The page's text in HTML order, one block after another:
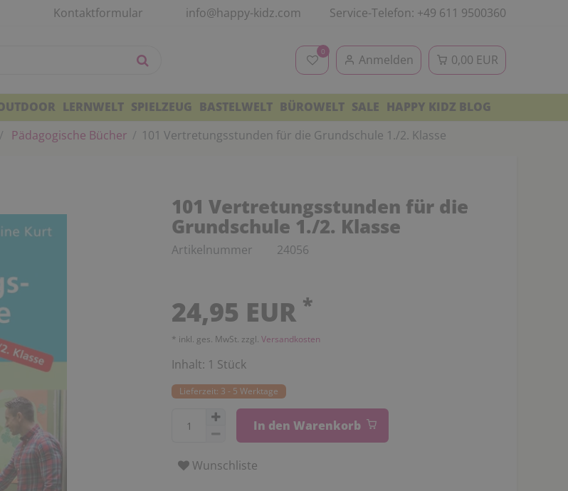
Kontaktformular info@happy-kidz.com Service-Telefon: +49 611 9500360
0
Anmelden 0,00 EUR
LERNWELT SPIELZEUG BASTELWELT BÜROWELT SALE HAPPY KIDZ BLOG
Pädagogische Bücher 101 Vertretungsstunden für die Grundschule 1./2. Klasse
101 Vertretungsstunden für die
Grundschule 1./2. Klasse
Artikelnummer 24056
24,95 EUR *
* inkl. ges. MwSt. zzgl. Versandkosten
Inhalt: 1 Stück
Lieferzeit: 3 - 5 Werktage
In den Warenkorb
Wunschliste